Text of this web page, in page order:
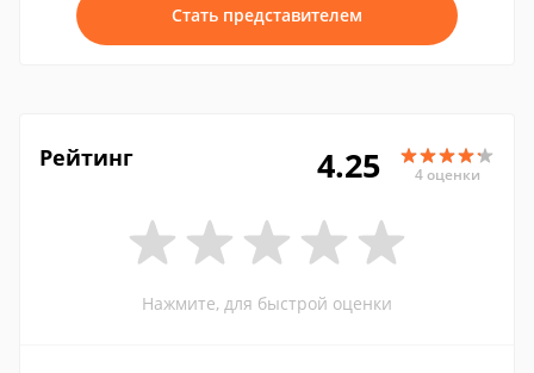
Стать представителем
Рейтинг 4.25 4 оценки
Нажмите, для быстрой оценки